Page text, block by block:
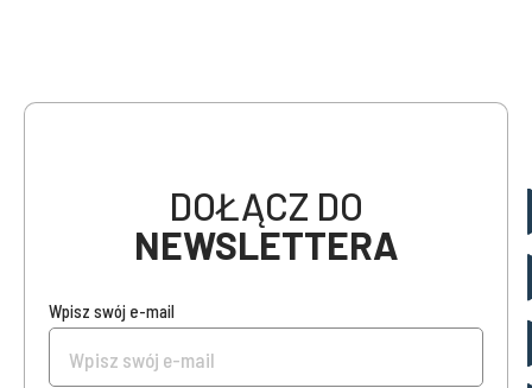
DOŁĄCZ DO
NEWSLETTERA
Wpisz swój e-mail